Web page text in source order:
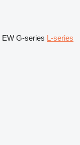
EW G-series L-series